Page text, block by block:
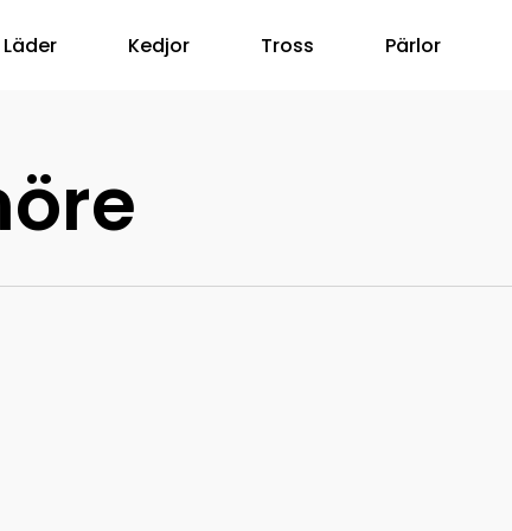
Läder Kedjor Tross Pärlor